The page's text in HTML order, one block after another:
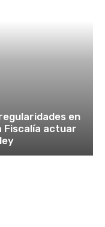
en
Fiscalía actuar